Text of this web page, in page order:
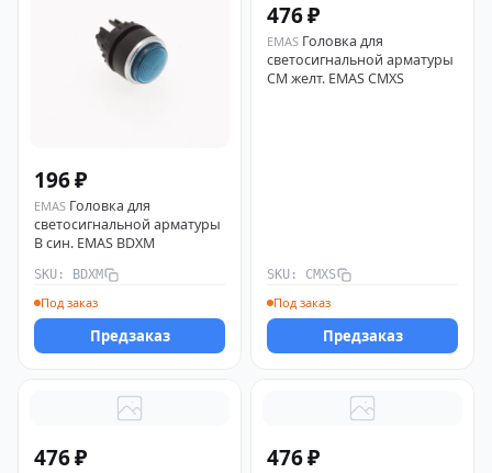
196 ₽
EMAS Головка для
светосигнальной арматуры
B син. EMAS BDXM
SKU: BDXM
Под заказ
Предзаказ
476 ₽
EMAS Головка для
светосигнальной арматуры
CM желт. EMAS CMXS
SKU: CMXS
Под заказ
Предзаказ
476 ₽ 476 ₽